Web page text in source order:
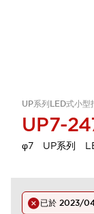
UP系列LED式小型
UP7-
φ7 UP系列
已於 2023/